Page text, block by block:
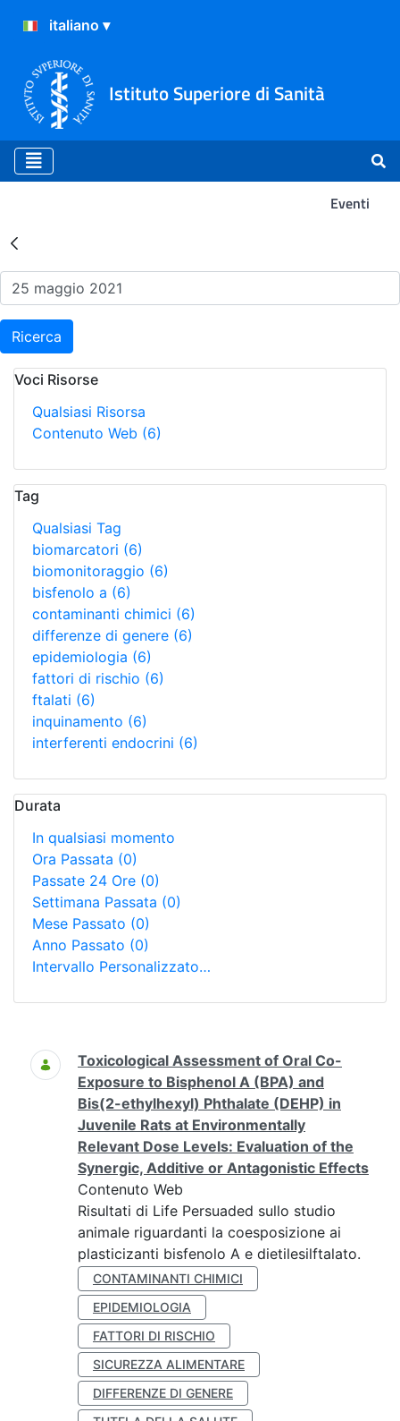
Istituto Superiore di Sanità
Eventi
Risultati della Ricerca -
Ricerca
Voci Risorse
Qualsiasi Risorsa
Contenuto Web (6)
Tag
Qualsiasi Tag
biomarcatori (6)
biomonitoraggio (6)
bisfenolo a (6)
contaminanti chimici (6)
differenze di genere (6)
epidemiologia (6)
fattori di rischio (6)
ftalati (6)
inquinamento (6)
interferenti endocrini (6)
Durata
In qualsiasi momento
Ora Passata (0)
Passate 24 Ore (0)
Settimana Passata (0)
Mese Passato (0)
Anno Passato (0)
Intervallo Personalizzato…
Ricerca
Toxicological Assessment of Oral Co-
Exposure to Bisphenol A (BPA) and
Bis(2-ethylhexyl) Phthalate (DEHP) in
Juvenile Rats at Environmentally
Relevant Dose Levels: Evaluation of the
Synergic, Additive or Antagonistic Effects
Contenuto Web
Risultati di Life Persuaded sullo studio
animale riguardanti la coesposizione ai
plasticizanti bisfenolo A e dietilesilftalato.
CONTAMINANTI CHIMICI
EPIDEMIOLOGIA
FATTORI DI RISCHIO
SICUREZZA ALIMENTARE
DIFFERENZE DI GENERE